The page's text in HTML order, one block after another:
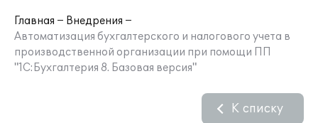
Главная
Внедрения
Автоматизация бухгалтерского и налогового учета в
производственной организации при помощи ПП
"1С:Бухгалтерия 8. Базовая версия"
К списку